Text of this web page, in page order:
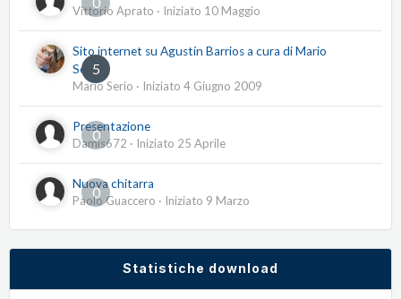
Vittorio Aprato · Iniziato 10 Maggio
5
Sito internet su Agustín Barrios a cura di Mario
Serio
Mario Serio · Iniziato 4 Giugno 2009
0
Presentazione
Damis672 · Iniziato 25 Aprile
0
Nuova chitarra
Paolo Guaccero · Iniziato 9 Marzo
Statistiche download